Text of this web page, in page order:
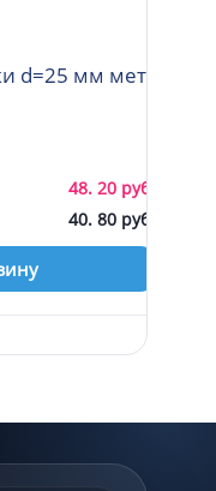
d=25 мм мет
48. 20 руб.
40. 80 руб.